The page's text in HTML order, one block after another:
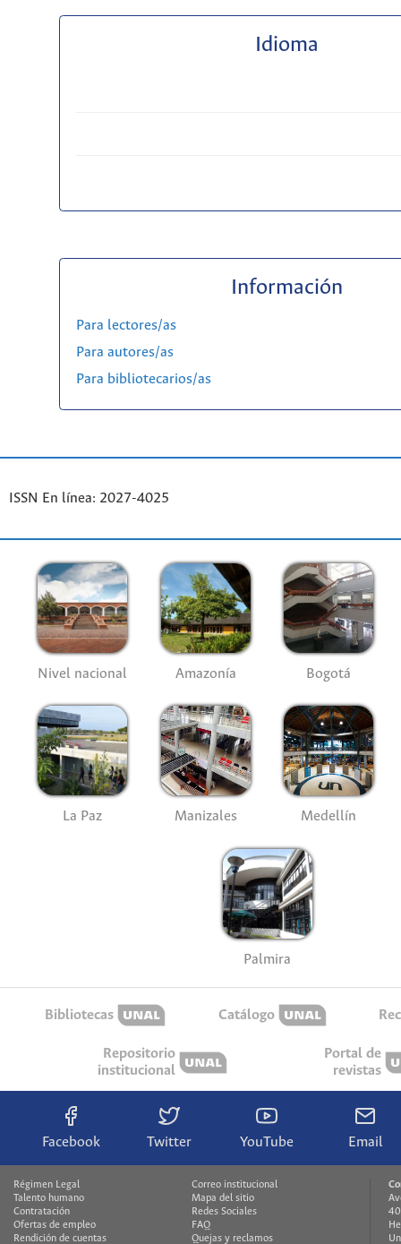
Idioma
Información
Para lectores/as
Para autores/as
Para bibliotecarios/as
ISSN En línea: 2027-4025
Nivel nacional Amazonía Bogotá
La Paz Manizales Medellín
Palmira
Bibliotecas Catálogo
Repositorio
institucional
Portal de
revistas
Facebook Twitter YouTube Email
Régimen Legal
Talento humano
Contratación
Ofertas de empleo
Rendición de cuentas
Correo institucional
Mapa del sitio
Redes Sociales
FAQ
Quejas y reclamos